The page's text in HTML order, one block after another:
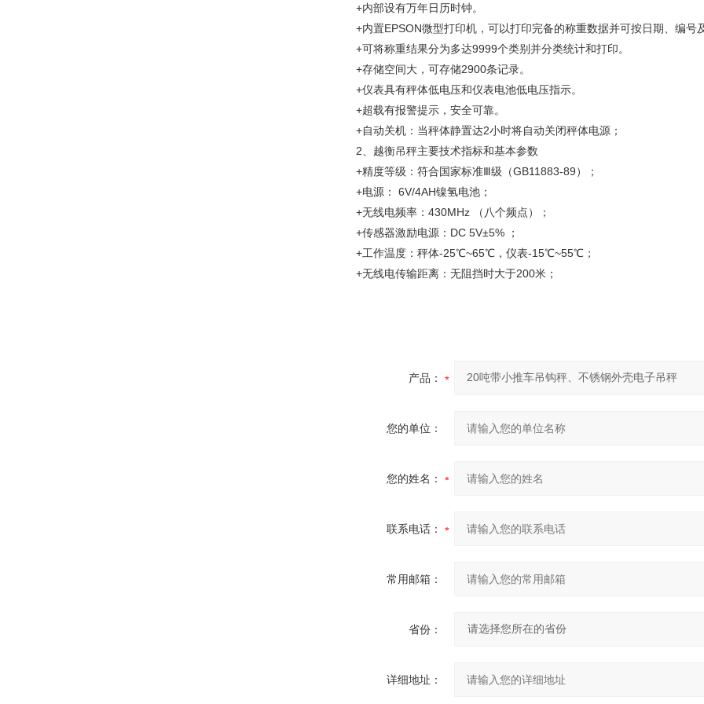
+内部设有万年日历时钟。
+内置EPSON微型打印机，可以打印完备的称重数据并可按日期、编号
+可将称重结果分为多达9999个类别并分类统计和打印。
+存储空间大，可存储2900条记录。
+仪表具有秤体低电压和仪表电池低电压指示。
+超载有报警提示，安全可靠。
+自动关机：当秤体静置达2小时将自动关闭秤体电源；
2、越衡吊秤主要技术指标和基本参数
+精度等级：符合国家标准Ⅲ级（GB11883-89）；
+电源： 6V/4AH镍氢电池；
+无线电频率：430MHz （八个频点）；
+传感器激励电源：DC 5V±5% ；
+工作温度：秤体-25℃~65℃，仪表-15℃~55℃；
+无线电传输距离：无阻挡时大于200米；
产品：
您的单位：
您的姓名：
联系电话：
常用邮箱：
省份：
详细地址：